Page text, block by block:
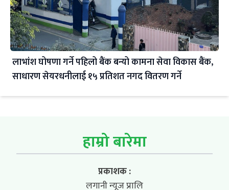
लाभांश घोषणा गर्ने पहिलो बैंक बन्यो कामना सेवा विकास बैंक,
साधारण सेयरधनीलाई १५ प्रतिशत नगद वितरण गर्ने
हाम्रो बारेमा
प्रकाशक :
लगानी न्यूज प्रालि